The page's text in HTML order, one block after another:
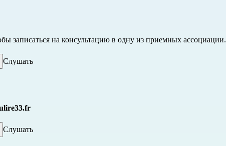
записаться на консультацию в одну из приемных ассоциации.
Слушать
Слушать